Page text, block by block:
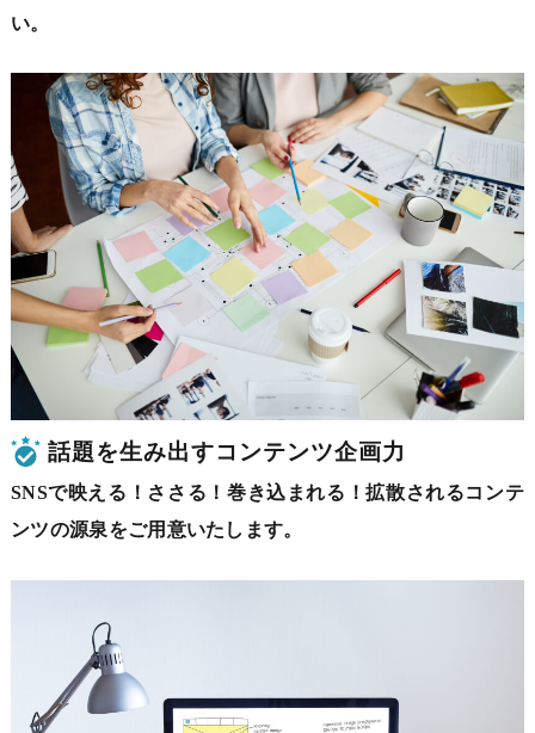
い。
話題を生み出すコンテンツ企画力
SNSで映える！ささる！巻き込まれる！拡散されるコンテ
ンツの源泉をご用意いたします。